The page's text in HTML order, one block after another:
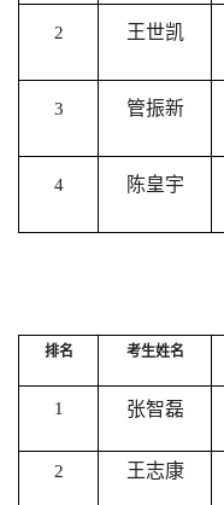
2 王世凯
3 管振新
4 陈皇宇
排名 考生姓名
1 张智磊
2 王志康